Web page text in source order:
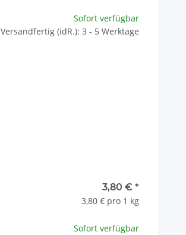
Sofort verfügbar
Versandfertig (idR.): 3 - 5 Werktage
3,80 € *
3,80 € pro 1 kg
Sofort verfügbar